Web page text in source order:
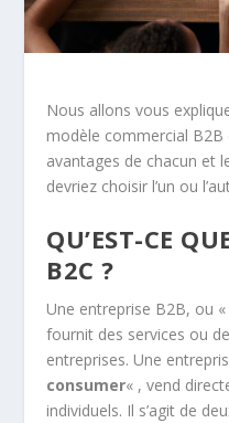
Nous allons vous
modèle commercial B2B
avantages de chacun et
devriez choisir l’un ou
QU’EST-CE
B2C ?
Une entreprise B2B, ou «
fournit des services ou
entreprises. Une
consumer« , vend
individuels. Il s’agit de